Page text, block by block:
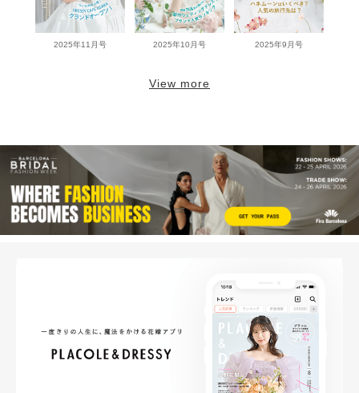
2025年11月号 2025年10月号 2025年9月号
View more